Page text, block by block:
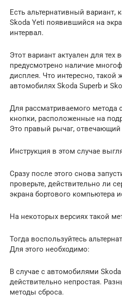
Есть альтернативный вариант,
Skoda Yeti появившийся на
интервал.
Этот вариант актуален для тех
предусмотрено наличие
дисплея. Что интересно, такой
автомобилях Skoda Superb и
Для рассматриваемого метода
кнопки, расположенные на
Это правый рычаг, отвечающий
Инструкция в этом случае
Сразу после этого снова
проверьте, действительно ли
экрана бортового компьютера
На некоторых версиях такой
Тогда воспользуйтесь
Для этого необходимо:
В случае с автомобилями
действительно непростая.
методы сброса.